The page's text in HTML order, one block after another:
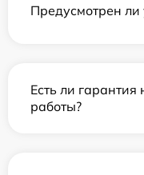
Предусмотрен ли
Есть ли
работы?